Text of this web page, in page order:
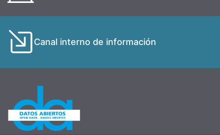
Canal interno de información